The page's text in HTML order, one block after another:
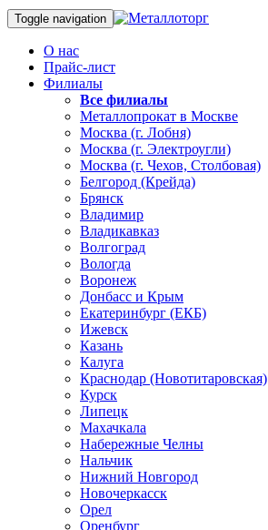
Toggle navigation
О нас
Прайс-лист
Филиалы
Все филиалы
Металлопрокат в Москве
Москва (г. Лобня)
Москва (г. Электроугли)
Москва (г. Чехов, Столбовая)
Белгород (Крейда)
Брянск
Владимир
Владикавказ
Волгоград
Вологда
Воронеж
Донбасс и Крым
Екатеринбург (ЕКБ)
Ижевск
Казань
Калуга
Краснодар (Новотитаровская)
Курск
Липецк
Махачкала
Набережные Челны
Нальчик
Нижний Новгород
Новочеркасск
Орел
Оренбург